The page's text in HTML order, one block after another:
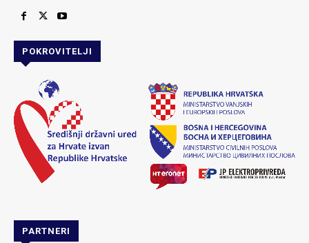
POKROVITELJI
PARTNERI